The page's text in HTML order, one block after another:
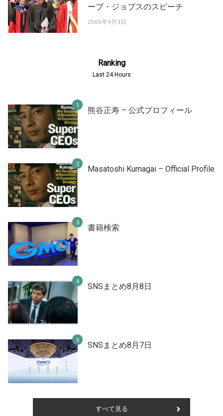
ーブ・ジョブスのスピーチ
2005年9月3日
Ranking
Last 24 Hours
熊谷正寿 – 公式プロフィール
Masatoshi Kumagai – Official Profile
書籍検索
SNSまとめ8月8日
SNSまとめ8月7日
すべて見る